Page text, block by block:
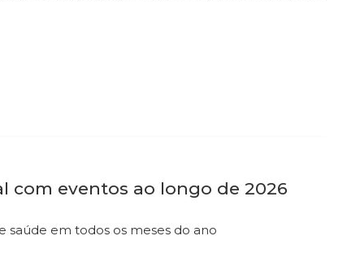
com eventos ao longo de 2026
saúde em todos os meses do ano